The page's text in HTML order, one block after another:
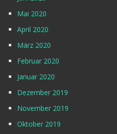
Mai 2020
April 2020
März 2020
Februar 2020
Januar 2020
Dezember 2019
November 2019
Oktober 2019